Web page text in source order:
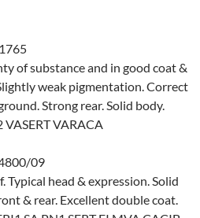
of substance and in good coat &
weak pigmentation. Correct
Strong rear. Solid body.
VASERT VARACA
09
head & expression. Solid
& rear. Excellent double coat.